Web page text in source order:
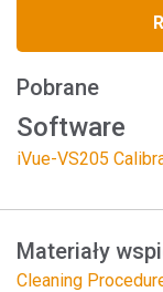
Pobrane
Software
iVue-VS205
Materiały
Cleaning